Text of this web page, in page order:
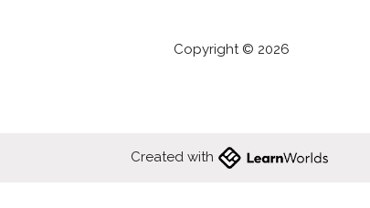
Copyright © 2026
Created with